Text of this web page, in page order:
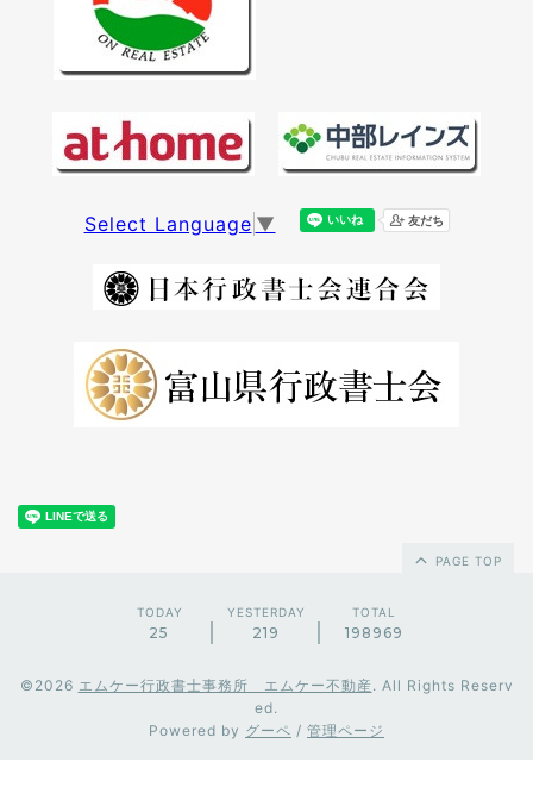
Select Language ▼
PAGE TOP
TODAY
25
YESTERDAY
219
TOTAL
198969
©2026 エムケー行政書士事務所 エムケー不動産. All Rights Reserv
ed.
Powered by グーペ / 管理ページ